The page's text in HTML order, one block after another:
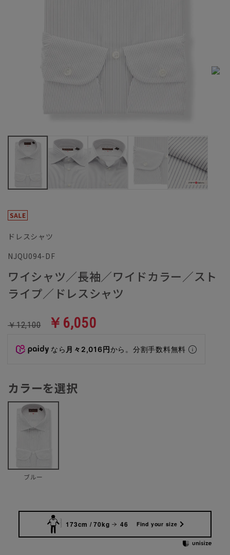
ドレスシャツ
NJQU094-DF
ワイシャツ／長袖／ワイドカラー／スト
ライプ／ドレスシャツ
￥12,100 ￥6,050
なら 月々2,016円から。分割手数料無料
カラーを選択
ブルー
173cm / 70kg 46 Find your size